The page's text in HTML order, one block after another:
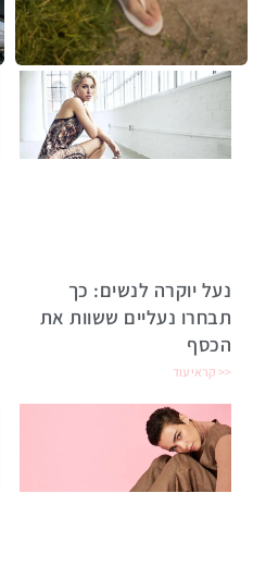
נעל יוקרה לנשים: כך
תבחרו נעליים ששוות את
הכסף
קראי עוד >>